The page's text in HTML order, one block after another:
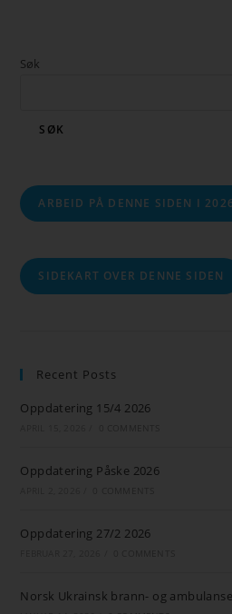
Søk
SØK
ARBEID PÅ DENNE SIDEN I 2026
SIDEKART OVER DENNE SIDEN
Recent Posts
Oppdatering 15/4 2026
Oppdatering Påske 2026
Oppdatering 27/2 2026
Norsk Ukrainsk brann- og